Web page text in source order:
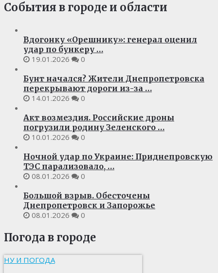
События в городе и области
Вдогонку «Орешнику»: генерал оценил
удар по бункеру …
19.01.2026
0
Бунт начался? Жители Днепропетровска
перекрывают дороги из-за …
14.01.2026
0
Акт возмездия. Российские дроны
погрузили родину Зеленского …
10.01.2026
0
Ночной удар по Украине: Приднепровскую
ТЭС парализовало, …
08.01.2026
0
Большой взрыв. Обесточены
Днепропетровск и Запорожье
08.01.2026
0
Погода в городе
НУ И ПОГОДА